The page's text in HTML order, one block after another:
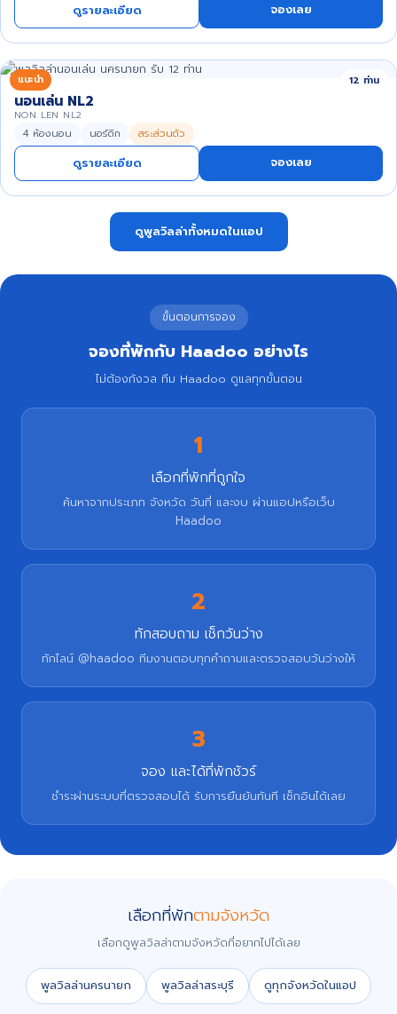
ดูรายละเอียด จองเลย
แนะนำ 12 ท่าน
นอนเล่น NL2
NON LEN NL2
4 ห้องนอน นอร์ดิก สระส่วนตัว
ดูรายละเอียด จองเลย
ดูพูลวิลล่าทั้งหมดในแอป
ขั้นตอนการจอง
จองที่พักกับ Haadoo อย่างไร
ไม่ต้องกังวล ทีม Haadoo ดูแลทุกขั้นตอน
1
เลือกที่พักที่ถูกใจ
ค้นหาจากประเภท จังหวัด วันที่ และงบ ผ่านแอปหรือเว็บ
Haadoo
2
ทักสอบถาม เช็กวันว่าง
ทักไลน์ @haadoo ทีมงานตอบทุกคำถามและตรวจสอบวันว่างให้
3
จอง และได้ที่พักชัวร์
ชำระผ่านระบบที่ตรวจสอบได้ รับการยืนยันทันที เช็กอินได้เลย
เลือกที่พักตามจังหวัด
เลือกดูพูลวิลล่าตามจังหวัดที่อยากไปได้เลย
พูลวิลล่านครนายก พูลวิลล่าสระบุรี ดูทุกจังหวัดในแอป